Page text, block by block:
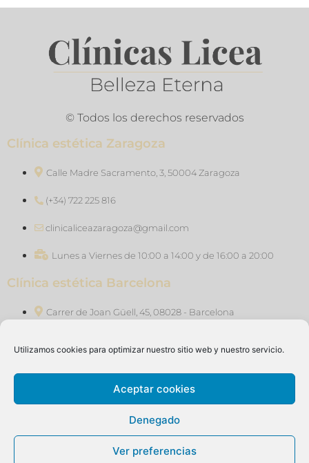
Utilizamos cookies para optimizar nuestro sitio web y nuestro servicio.
Aceptar cookies
Denegado
Ver preferencias
© Todos los derechos reservados
Clínica estética Zaragoza
Calle Madre Sacramento, 3, 50004 Zaragoza
(+34) 722 225 816
clinicaliceazaragoza@gmail.com
Lunes a Viernes de 10:00 a 14:00 y de 16:00 a 20:00
Clínica estética Barcelona
Carrer de Joan Güell, 45, 08028 - Barcelona
Lunes a Viernes de 10:00 a 14:00 y de 16:00 a 20:00
Aviso Legal